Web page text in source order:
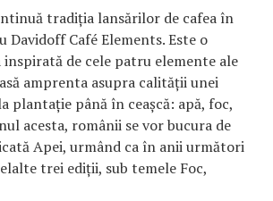
tradiția lansărilor de cafea în
Davidoff Café Elements. Este o
inspirată de cele patru elemente ale
amprenta asupra calității unei
plantație până în ceașcă: apă, foc,
acesta, românii se vor bucura de
Apei, urmând ca în anii următori
trei ediții, sub temele Foc,